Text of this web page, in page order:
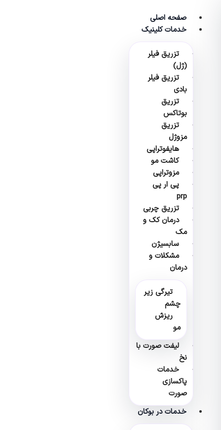
محتوا
صفحه اصلی
خدمات کلینیک
تزریق فیلر
(ژل)
تزریق فیلر
بادی
تزریق
بوتاکس
تزریق
مزوژل
هایفوتراپی
کاشت مو
مزوتراپی
پی ار پی
prp
تزریق چربی
درمان کک و
مک
سابسیژن
مشکلات و
درمان
تیرگی زیر
چشم
ریزش
مو
لیفت صورت با
نخ
خدمات
پاکسازی
صورت
خدمات در بوکان